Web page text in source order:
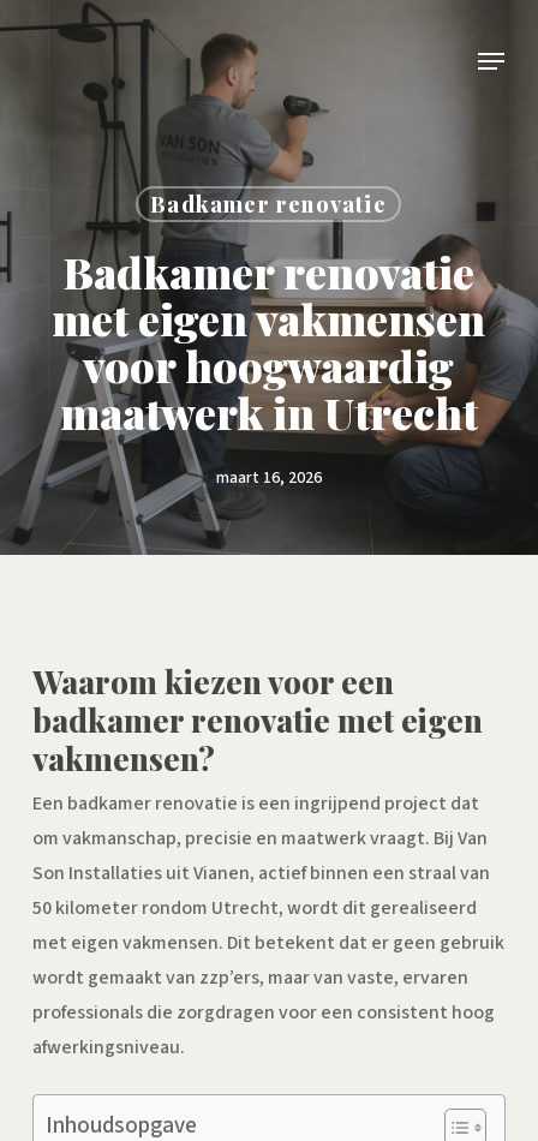
Menu
Badkamer renovatie
Badkamer renovatie
met eigen vakmensen
voor hoogwaardig
maatwerk in Utrecht
maart 16, 2026
Waarom kiezen voor een
badkamer renovatie met eigen
vakmensen?
Een badkamer renovatie is een ingrijpend project dat
om vakmanschap, precisie en maatwerk vraagt. Bij Van
Son Installaties uit Vianen, actief binnen een straal van
50 kilometer rondom Utrecht, wordt dit gerealiseerd
met eigen vakmensen. Dit betekent dat er geen gebruik
wordt gemaakt van zzp’ers, maar van vaste, ervaren
professionals die zorgdragen voor een consistent hoog
afwerkingsniveau.
Inhoudsopgave